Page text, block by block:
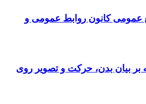
عمومی کانون روابط عمومی و
بر بیان بدن، حرکت و تصویر روی